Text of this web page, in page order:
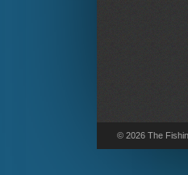
© 2026 The